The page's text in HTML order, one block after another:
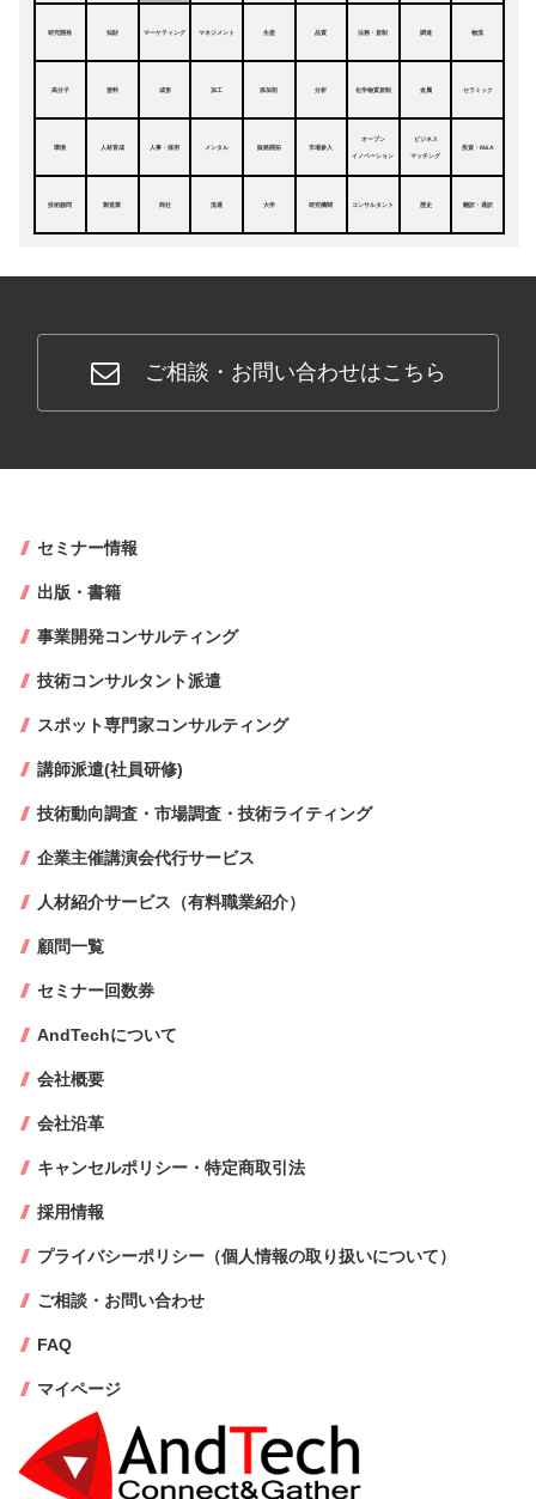
研究開発 知財 マーケティング マネジメント 生産 品質 法務・規制 調達 物流
高分子 塗料 成形 加工 添加剤 分析 化学物質規制 金属 セラミック
環境 人材育成 人事・採用 メンタル 販路開拓 市場参入
オープン
イノベーション
ビジネス
マッチング
投資・M&A
技術顧問 製造業 商社 流通 大学 研究機関 コンサルタント 歴史 翻訳・通訳
ご相談・お問い合わせはこちら
セミナー情報
出版・書籍
事業開発コンサルティング
技術コンサルタント派遣
スポット専門家コンサルティング
講師派遣(社員研修)
技術動向調査・市場調査・技術ライティング
企業主催講演会代行サービス
人材紹介サービス（有料職業紹介）
顧問一覧
セミナー回数券
AndTechについて
会社概要
会社沿革
キャンセルポリシー・特定商取引法
採用情報
プライバシーポリシー（個人情報の取り扱いについて）
ご相談・お問い合わせ
FAQ
マイページ